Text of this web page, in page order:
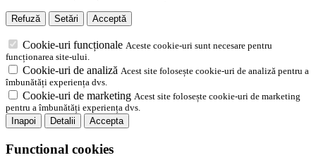
Refuză Setări Acceptă
Cookie-uri funcționale Aceste cookie-uri sunt necesare pentru
funcționarea site-ului.
Cookie-uri de analiză Acest site folosește cookie-uri de analiză pentru a
îmbunătăți experiența dvs.
Cookie-uri de marketing Acest site folosește cookie-uri de marketing
pentru a îmbunătăți experiența dvs.
Inapoi
Detalii Accepta
Functional cookies